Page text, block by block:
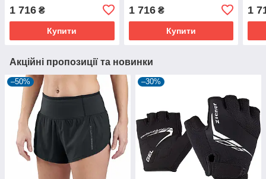
1 716 ₴
Купити
1 716₴
Купити
1
Акційні пропозиції та новинки
–50% –30%